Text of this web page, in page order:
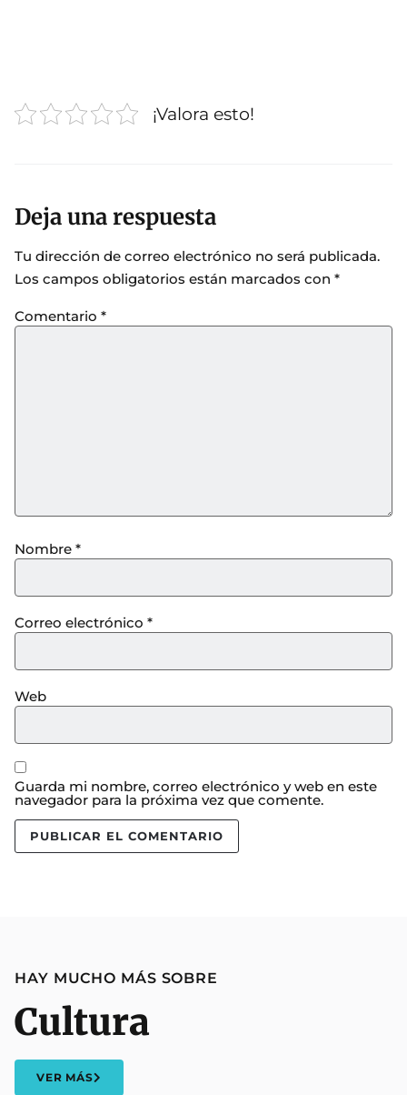
¡Valora esto!
Deja una respuesta
Tu dirección de correo electrónico no será publicada.
Los campos obligatorios están marcados con *
Comentario *
Nombre *
Correo electrónico *
Web
Guarda mi nombre, correo electrónico y web en este
navegador para la próxima vez que comente.
HAY MUCHO MÁS SOBRE
Cultura
VER MÁS